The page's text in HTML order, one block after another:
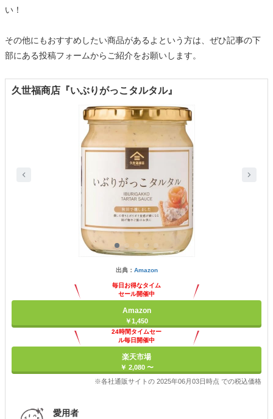
い！
その他にもおすすめしたい商品があるよという方は、ぜひ記事の下
部にある投稿フォームからご紹介をお願いします。
久世福商店『いぶりがっこタルタル』
出典： Amazon
毎日お得なタイム
セール開催中
Amazon
￥1,450
24時間タイムセー
ル毎日開催中
楽天市場
￥ 2,080 〜
※各社通販サイトの 2025年06月03日時点 での税込価格
愛用者